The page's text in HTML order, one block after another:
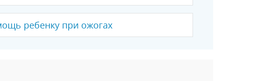
ребенку при ожогах